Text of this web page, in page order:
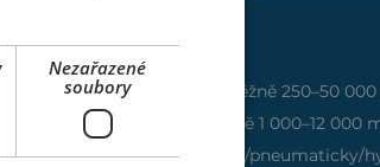
běžně 250–50
běžně 1 000–12 000
ručně/motoricky/pneumaticky/
Nezařazené
soubory